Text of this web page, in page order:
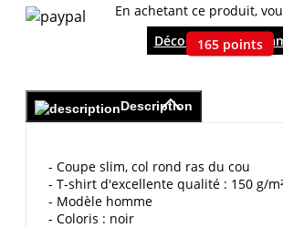
En achetant ce produit,
165 points
Découvrir le
Description
- Coupe slim, col rond ras du cou
- T-shirt d'excellente qualité : 150 g/
- Modèle homme
- Coloris : noir